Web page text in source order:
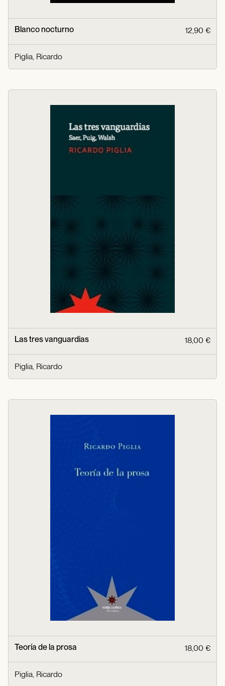
Blanco nocturno 12,90 €
Piglia, Ricardo
Las tres vanguardias 18,00 €
Piglia, Ricardo
Teoría de la prosa 18,00 €
Piglia, Ricardo